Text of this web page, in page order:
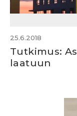
25.6.2018
Tutkimus:
laatuun